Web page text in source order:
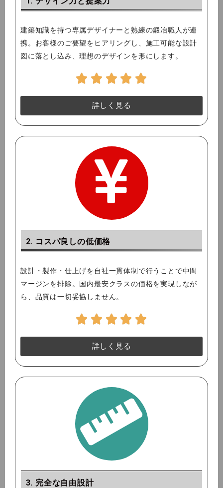
建築知識を持つ専属デザイナーと熟練の鍛冶職人が連
携。お客様のご要望をヒアリングし、施工可能な設計
図に落とし込み、理想のデザインを形にします。
詳しく見る
2. コスパ良しの低価格
設計・製作・仕上げを自社一貫体制で行うことで中間
マージンを排除。国内最安クラスの価格を実現しなが
ら、品質は一切妥協しません。
詳しく見る
3. 完全な自由設計